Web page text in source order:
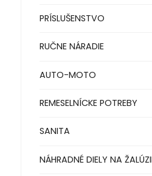
PRÍSLUŠENSTVO
RUČNE NÁRADIE
AUTO-MOTO
REMESELNÍCKE POTREBY
SANITA
NÁHRADNÉ DIELY NA